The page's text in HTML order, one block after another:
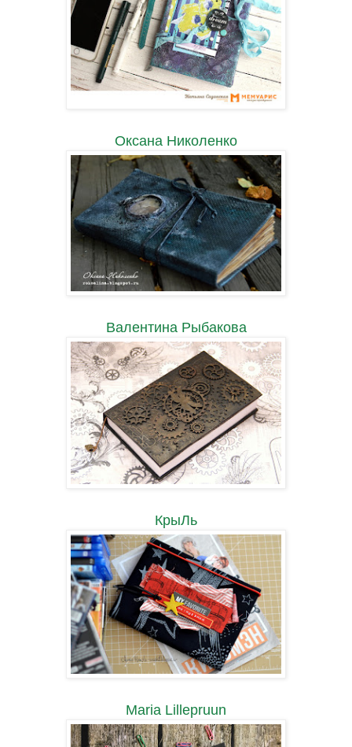
Оксана Николенко
Валентина Рыбакова
КрыЛь
Maria Lillepruun